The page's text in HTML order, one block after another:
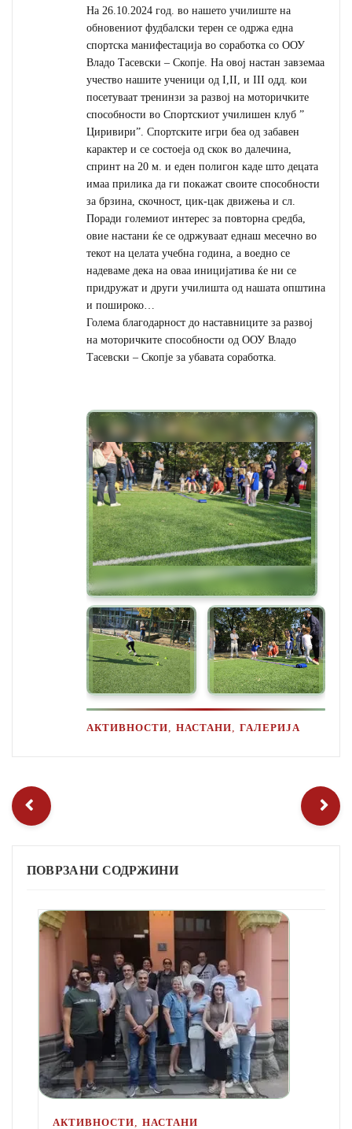
На 26.10.2024 год. во нашето училиште на
обновениот фудбалски терен се одржа една
спортска манифестација во соработка со ООУ
Владо Тасевски – Скопје. На овој настан завземаа
учество нашите ученици од I,II, и III одд. кои
посетуваат тренинзи за развој на моторичките
способности во Спортскиот училишен клуб ”
Циривири”. Спортските игри беа од забавен
карактер и се состоеја од скок во далечина,
спринт на 20 м. и еден полигон каде што децата
имаа прилика да ги покажат своите способности
за брзина, скочност, цик-цак движења и сл.
Поради големиот интерес за повторна средба,
овие настани ќе се одржуваат еднаш месечно во
текот на целата учебна година, а воедно се
надеваме дека на оваа иницијатива ќе ни се
придружат и други училишта од нашата општина
и пошироко…
Голема благодарност до наставниците за развој
на моторичките способности од ООУ Владо
Тасевски – Скопје за убавата соработка.
АКТИВНОСТИ ,НАСТАНИ ,ГАЛЕРИЈА
ПОВРЗАНИ СОДРЖИНИ
АКТИВНОСТИ,НАСТАНИ